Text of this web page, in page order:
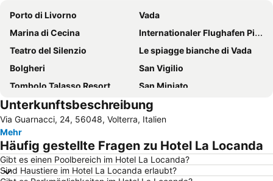
Porto di Livorno
Vada
Marina di Cecina
Internationaler Flughafen Pisa
Teatro del Silenzio
Le spiagge bianche di Vada
Bolgheri
San Vigilio
Tombolo Talasso Resort
San Miniato
Panzano in Chianti
Quercianella
San Gimignano 1300
Marina di Castagneto Carducci
Marina di Castagneto Carducci Lido
Marina di Bibbona Lido
Altstadt
Calafuria
Borgo di Badia a Passignano
Schloß Brolio
Unterkunftsbeschreibung
Via Guarnacci, 24, 56048, Volterra, Italien
Mehr
Häufig gestellte Fragen zu Hotel La Locanda
Gibt es einen Poolbereich im Hotel La Locanda?
Sind Haustiere im Hotel La Locanda erlaubt?